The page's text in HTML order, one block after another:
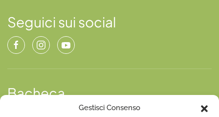
Gestisci Consenso
Seguici sui social
Bacheca